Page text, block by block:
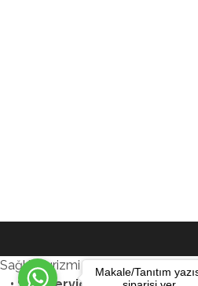
Sağlık Turizmi Reklam Ajansı -
Makale/Tanıtım